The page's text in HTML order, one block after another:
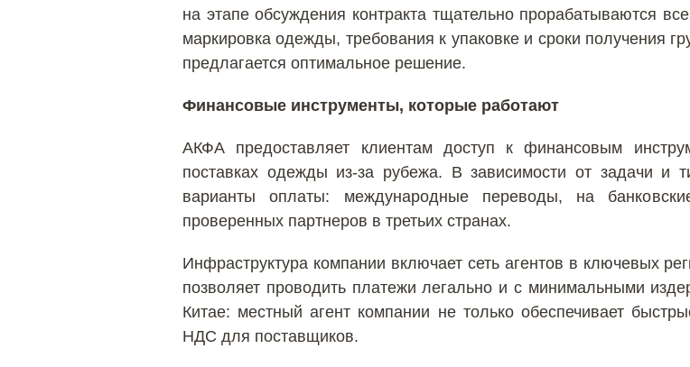
на этапе обсуждения контракта тщательно прорабатываются
маркировка одежды, требования к упаковке и сроки получения
предлагается оптимальное решение.
Финансовые инструменты, которые работают
АКФА предоставляет клиентам доступ к финансовым
поставках одежды из-за рубежа. В зависимости от задачи и
варианты оплаты: международные переводы, на
проверенных партнеров в третьих странах.
Инфраструктура компании включает сеть агентов в ключевых
позволяет проводить платежи легально и с минимальными
Китае: местный агент компании не только обеспечивает
НДС для поставщиков.